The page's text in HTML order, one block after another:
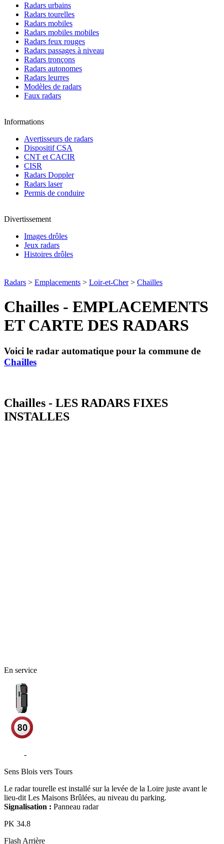
Radars urbains
Radars tourelles
Radars mobiles
Radars mobiles mobiles
Radars feux rouges
Radars passages à niveau
Radars tronçons
Radars autonomes
Radars leurres
Modèles de radars
Faux radars
Informations
Avertisseurs de radars
Dispositif CSA
CNT et CACIR
CISR
Radars Doppler
Radars laser
Permis de conduire
Divertissement
Images drôles
Jeux radars
Histoires drôles
Radars > Emplacements > Loir-et-Cher> Chailles
Chailles - EMPLACEMENTS
ET CARTE DES RADARS
Voici le radar automatique pour la commune de
Chailles
Chailles - LES RADARS FIXES
INSTALLES
En service
-
Sens Blois vers Tours
Le radar tourelle est installé sur la levée de la Loire juste avant le
lieu-dit Les Maisons Brûlées, au niveau du parking.
Signalisation : Panneau radar
PK 34.8
FlashArrière